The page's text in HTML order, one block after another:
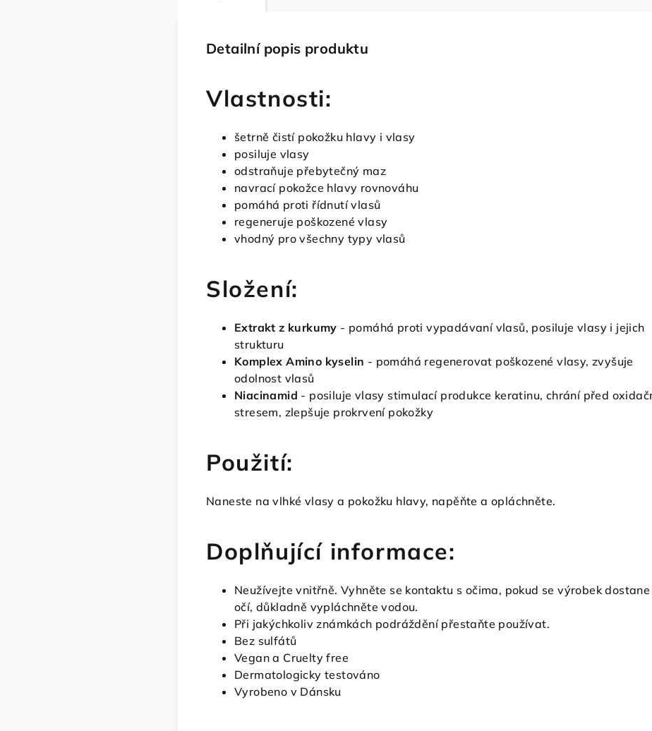
Detailní popis produktu
Vlastnosti:
šetrně čistí pokožku hlavy i vlasy
posiluje vlasy
odstraňuje přebytečný maz
navrací pokožce hlavy rovnováhu
pomáhá proti řídnutí vlasů
regeneruje poškozené vlasy
vhodný pro všechny typy vlasů
Složení:
Extrakt z kurkumy - pomáhá proti vypadávaní vlasů, posiluje vlasy i jejich
strukturu
Komplex Amino kyselin - pomáhá regenerovat poškozené vlasy, zvyšuje
odolnost vlasů
Niacinamid - posiluje vlasy stimulací produkce keratinu, chrání před
stresem, zlepšuje prokrvení pokožky
Použití:
Naneste na vlhké vlasy a pokožku hlavy, napěňte a opláchněte.
Doplňující informace:
Neužívejte vnitřně. Vyhněte se kontaktu s očima, pokud se výrobek
očí, důkladně vypláchněte vodou.
Při jakýchkoliv známkách podráždění přestaňte používat.
Bez sulfátů
Vegan a Cruelty free
Dermatologicky testováno
Vyrobeno v Dánsku